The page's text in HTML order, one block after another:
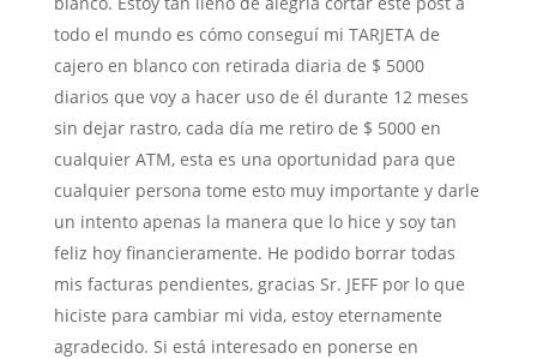
todo el mundo es cómo conseguí mi TARJETA de
cajero en blanco con retirada diaria de $ 5000
diarios que voy a hacer uso de él durante 12 meses
sin dejar rastro, cada día me retiro de $ 5000 en
cualquier ATM, esta es una oportunidad para que
cualquier persona tome esto muy importante y darle
un intento apenas la manera que lo hice y soy tan
feliz hoy financieramente. He podido borrar todas
mis facturas pendientes, gracias Sr. JEFF por lo que
hiciste para cambiar mi vida, estoy eternamente
agradecido. Si está interesado en ponerse en